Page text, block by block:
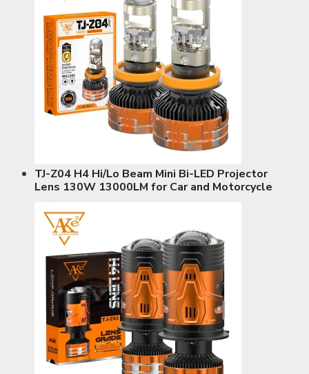
TJ-Z04 H4 Hi/Lo Beam Mini Bi-LED Projector
Lens 130W 13000LM for Car and Motorcycle